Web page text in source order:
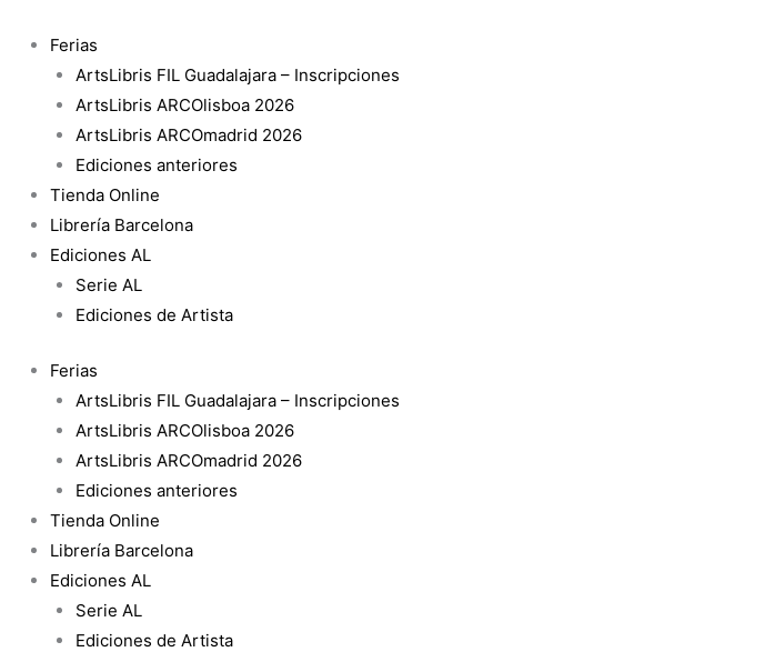
contenido
Ferias
ArtsLibris FIL Guadalajara – Inscripciones
ArtsLibris ARCOlisboa 2026
ArtsLibris ARCOmadrid 2026
Ediciones anteriores
Tienda Online
Librería Barcelona
Ediciones AL
Serie AL
Ediciones de Artista
Ferias
ArtsLibris FIL Guadalajara – Inscripciones
ArtsLibris ARCOlisboa 2026
ArtsLibris ARCOmadrid 2026
Ediciones anteriores
Tienda Online
Librería Barcelona
Ediciones AL
Serie AL
Ediciones de Artista
cantidad